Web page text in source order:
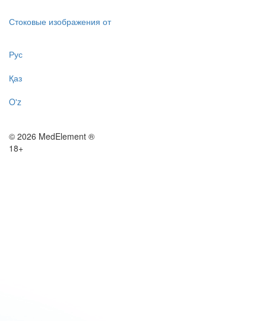
Стоковые изображения от
Рус
Қаз
O'z
© 2026 MedElement ®
18+